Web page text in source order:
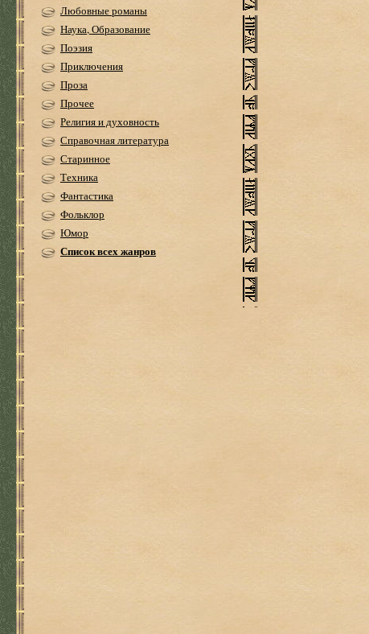
Любовные романы
Наука, Образование
Поэзия
Приключения
Проза
Прочее
Религия и духовность
Справочная литература
Старинное
Техника
Фантастика
Фольклор
Юмор
Список всех жанров